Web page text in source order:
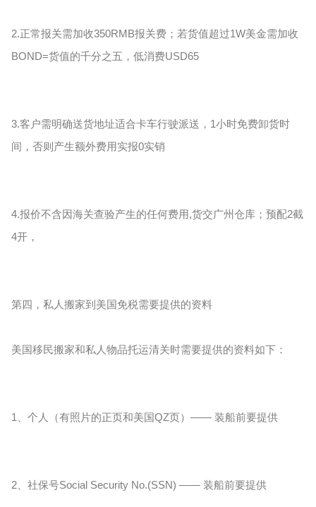
2.正常报关需加收350RMB报关费；若货值超过1W美金需加收
BOND=货值的千分之五，低消费USD65
3.客户需明确送货地址适合卡车行驶派送，1小时免费卸货时
间，否则产生额外费用实报0实销
4.报价不含因海关查验产生的任何费用,货交广州仓库；预配2截
4开，
第四，私人搬家到美国免税需要提供的资料
美国移民搬家和私人物品托运清关时需要提供的资料如下：
1、个人（有照片的正页和美国QZ页）—— 装船前要提供
2、社保号Social Security No.(SSN) —— 装船前要提供